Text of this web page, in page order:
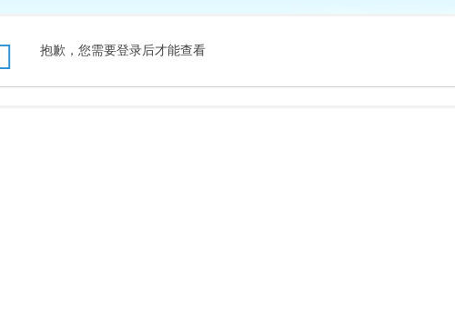
抱歉，您需要登录后才能查看